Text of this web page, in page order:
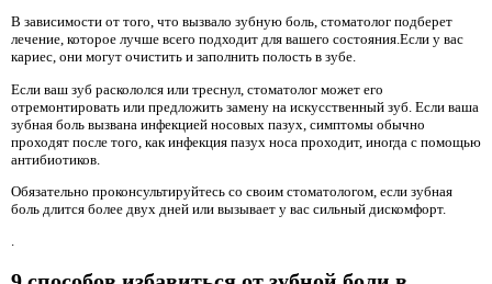
В зависимости от того, что вызвало зубную боль, стоматолог подберет
лечение, которое лучше всего подходит для вашего состояния.Если у вас
кариес, они могут очистить и заполнить полость в зубе.
Если ваш зуб раскололся или треснул, стоматолог может его
отремонтировать или предложить замену на искусственный зуб. Если ваша
зубная боль вызвана инфекцией носовых пазух, симптомы обычно
проходят после того, как инфекция пазух носа проходит, иногда с помощью
антибиотиков.
Обязательно проконсультируйтесь со своим стоматологом, если зубная
боль длится более двух дней или вызывает у вас сильный дискомфорт.
.